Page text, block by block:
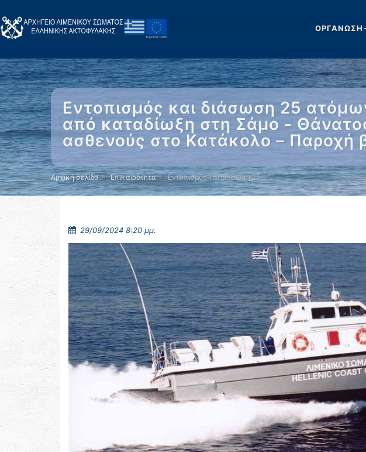
ΟΡΓΑΝΩΣΗ-
Εντοπισμός και διάσωση 25
από καταδίωξη στη Σάμο -
ασθενούς στο Κατάκολο –
Αρχική σελίδα Επικαιρότητα Εντοπισμός και διάσωση 25 …
29/09/2024 8:20 μμ.